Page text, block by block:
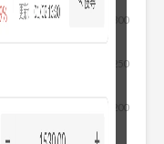
200
250
300